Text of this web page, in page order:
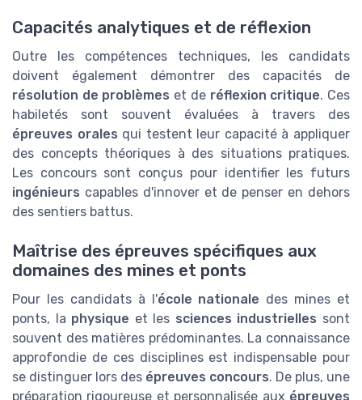
Capacités analytiques et de réflexion
Outre les compétences techniques, les candidats
doivent également démontrer des capacités de
résolution de problèmes et de réflexion critique. Ces
habiletés sont souvent évaluées à travers des
épreuves orales qui testent leur capacité à appliquer
des concepts théoriques à des situations pratiques.
Les concours sont conçus pour identifier les futurs
ingénieurs capables d'innover et de penser en dehors
des sentiers battus.
Maîtrise des épreuves spécifiques aux
domaines des mines et ponts
Pour les candidats à l'école nationale des mines et
ponts, la physique et les sciences industrielles sont
souvent des matières prédominantes. La connaissance
approfondie de ces disciplines est indispensable pour
se distinguer lors des épreuves concours. De plus, une
préparation rigoureuse et personnalisée aux épreuves